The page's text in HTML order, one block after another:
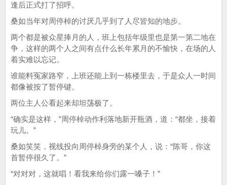
逢后正式打了招呼。
桑如当年对周停棹的讨厌几乎到了人尽皆知的地步。
两个都是被众星捧月的人，班上包括年级里也是第一第二地在
争，这样的两个人之间有点什么长年累月的不愉快，在场的人
着实难以忘记。
谁能料冤家路窄，上班还能上到一栋楼里去，于是众人一时间
都像被按了暂停键。
两位主人公看起来却坦荡极了。
“确实是这样，”周停棹动作利落地新开瓶酒，道：“都坐，接着
玩儿。”
桑如笑笑，视线投向周停棹身旁的某个人，说：“陈哥，你这
首暂停很久了。”
“对对对，这就唱！看我来给你们露一嗓子！”